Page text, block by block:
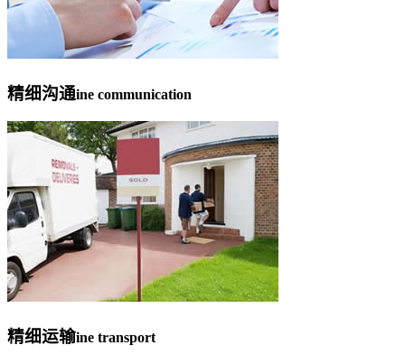
精细沟通ine communication
精细运输ine transport